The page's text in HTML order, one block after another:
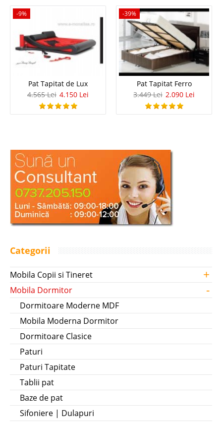
-9%
Pat Tapitat de Lux
4.565 Lei 4.150 Lei
-39%
Pat Tapitat Ferro
3.449 Lei 2.090 Lei
Categorii
Mobila Copii si Tineret +
Mobila Dormitor -
Dormitoare Moderne MDF
Mobila Moderna Dormitor
Dormitoare Clasice
Paturi
Paturi Tapitate
Tablii pat
Baze de pat
Sifoniere | Dulapuri